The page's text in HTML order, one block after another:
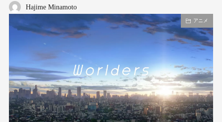
Hajime Minamoto
アニメ